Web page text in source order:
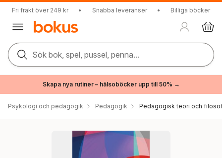
Fri frakt över 249 kr • Snabba leveranser • Billiga böcker
Sök bok, spel, pussel, penna...
Skapa nya rutiner – hälsoböcker upp till 50% →
Psykologi och pedagogik Pedagogik Pedagogisk teori och